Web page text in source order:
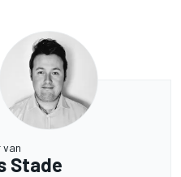
van
Stade